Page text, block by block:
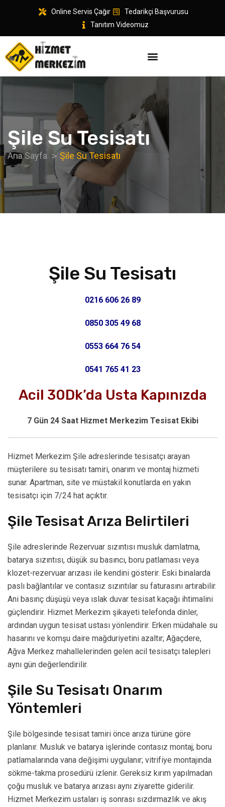
Online Servis Çağır
Tedarikçi Başvurusu
Tanıtım Videomuz
Şile Su Tesisatı
Ana Sayfa Şile Su Tesisatı
Şile Su Tesisatı
0216 606 26 89
0850 305 49 68
0553 664 76 54
0541 765 41 23
Acil 30Dk’da Usta Kapınızda
7 Gün 24 Saat Hizmet Merkezim Tesisat Ekibi
Hizmet Merkezim Şile adreslerinde tesisatçı arayan
müşterilere su tesisatı tamiri, onarım ve montaj hizmeti
sunar. Apartman, site ve müstakil konutlarda en yakın
tesisatçı için 7/24 hat açıktır.
Şile Tesisat Arıza Belirtileri
Şile adreslerinde Rezervuar sızıntısı musluk damlatma,
batarya sızıntısı, düşük su basıncı, boru patlaması veya
klozet-rezervuar arızası ile kendini gösterir. Eski binalarda
paslı bağlantılar ve contasız sızıntılar su faturasını artırabilir.
Ani basınç düşüşü veya ıslak duvar tesisat kaçağı ihtimalini
güçlendirir. Hizmet Merkezim şikayeti telefonda dinler,
ardından uygun tesisat ustası yönlendirir. Erken müdahale su
hasarını ve komşu daire mağduriyetini azaltır; Ağaçdere,
Ağva Merkez mahallelerinden gelen acil tesisatçı talepleri
aynı gün değerlendirilir.
Şile Su Tesisatı Onarım
Yöntemleri
Şile bölgesinde tesisat tamiri önce arıza türüne göre
planlanır. Musluk ve batarya işlerinde contasız montaj, boru
patlamalarında vana değişimi uygulanır; vitrifiye montajında
sökme-takma prosedürü izlenir. Gereksiz kırım yapılmadan
çoğu musluk ve batarya arızası aynı ziyarette giderilir.
Hizmet Merkezim ustaları iş sonrası sızdırmazlık ve akış